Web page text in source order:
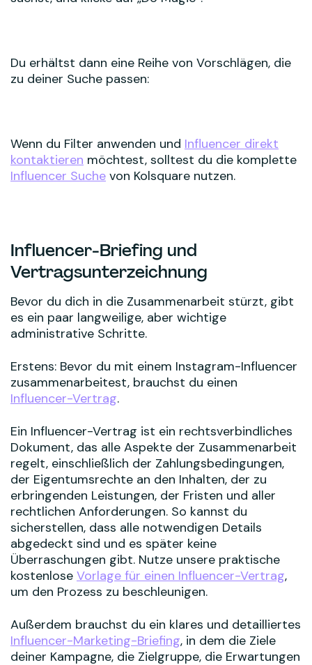
Du erhältst dann eine Reihe von Vorschlägen, die
zu deiner Suche passen:
Wenn du Filter anwenden und Influencer direkt
kontaktieren möchtest, solltest du die komplette
Influencer Suche von Kolsquare nutzen.
Influencer-Briefing und
Vertragsunterzeichnung
Bevor du dich in die Zusammenarbeit stürzt, gibt
es ein paar langweilige, aber wichtige
administrative Schritte.
Erstens: Bevor du mit einem Instagram-Influencer
zusammenarbeitest, brauchst du einen
Influencer-Vertrag.
Ein Influencer-Vertrag ist ein rechtsverbindliches
Dokument, das alle Aspekte der Zusammenarbeit
regelt, einschließlich der Zahlungsbedingungen,
der Eigentumsrechte an den Inhalten, der zu
erbringenden Leistungen, der Fristen und aller
rechtlichen Anforderungen. So kannst du
sicherstellen, dass alle notwendigen Details
abgedeckt sind und es später keine
Überraschungen gibt. Nutze unsere praktische
kostenlose Vorlage für einen Influencer-Vertrag,
um den Prozess zu beschleunigen.
Außerdem brauchst du ein klares und detailliertes
Influencer-Marketing-Briefing, in dem die Ziele
deiner Kampagne, die Zielgruppe, die Erwartungen